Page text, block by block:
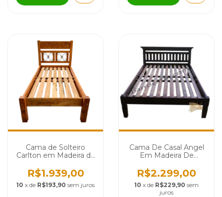
Cama de Solteiro
Carlton em Madeira de
R$1.939,00
10 x de R$193,90 sem juros
Cama De Casal Angel
Em Madeira De
R$2.299,00
10 x de R$229,90 sem
juros